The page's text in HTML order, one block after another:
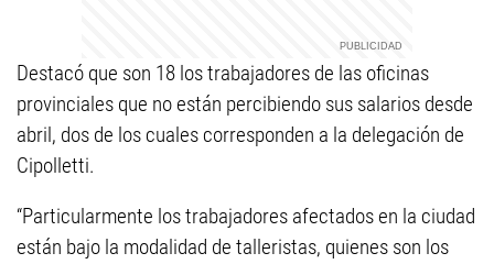
Destacó que son 18 los trabajadores de las oficinas
provinciales que no están percibiendo sus salarios desde
abril, dos de los cuales corresponden a la delegación de
Cipolletti.
“Particularmente los trabajadores afectados en la ciudad
están bajo la modalidad de talleristas, quienes son los